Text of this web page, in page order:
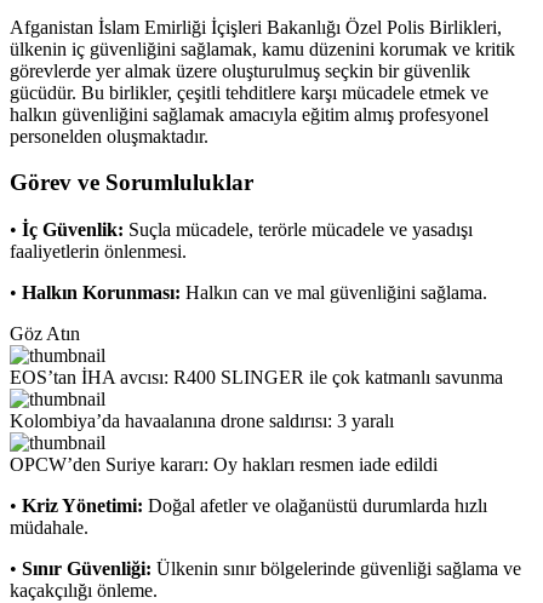
Afganistan İslam Emirliği İçişleri Bakanlığı Özel Polis Birlikleri,
ülkenin iç güvenliğini sağlamak, kamu düzenini korumak ve kritik
görevlerde yer almak üzere oluşturulmuş seçkin bir güvenlik
gücüdür. Bu birlikler, çeşitli tehditlere karşı mücadele etmek ve
halkın güvenliğini sağlamak amacıyla eğitim almış profesyonel
personelden oluşmaktadır.
Görev ve Sorumluluklar
• İç Güvenlik: Suçla mücadele, terörle mücadele ve yasadışı
faaliyetlerin önlenmesi.
• Halkın Korunması: Halkın can ve mal güvenliğini sağlama.
Göz Atın
EOS’tan İHA avcısı: R400 SLINGER ile çok katmanlı savunma
Kolombiya’da havaalanına drone saldırısı: 3 yaralı
OPCW’den Suriye kararı: Oy hakları resmen iade edildi
• Kriz Yönetimi: Doğal afetler ve olağanüstü durumlarda hızlı
müdahale.
• Sınır Güvenliği: Ülkenin sınır bölgelerinde güvenliği sağlama ve
kaçakçılığı önleme.